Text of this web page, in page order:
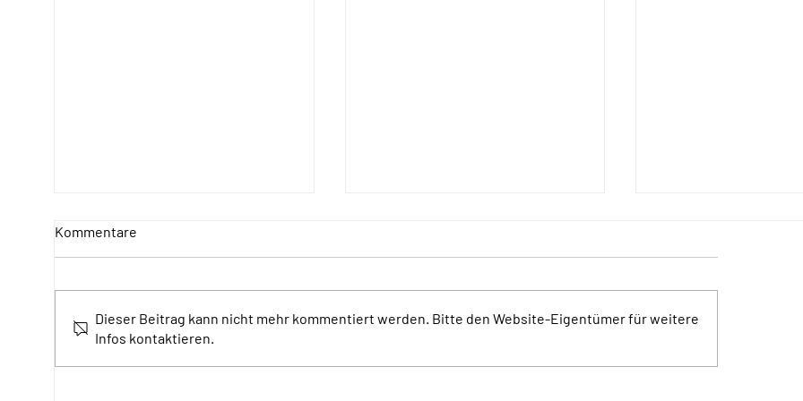
SONday am 12. Juli
SommerSONdays:
Kommentare
Dieser Beitrag kann nicht mehr kommentiert werden. Bitte den Website-Eigentümer für weitere
Infos kontaktieren.